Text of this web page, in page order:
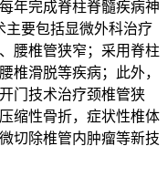
年完成脊柱脊髓疾病神
主要包括显微外科治疗
腰椎管狭窄；采用脊柱
椎滑脱等疾病；此外，
门技术治疗颈椎管狭
缩性骨折，症状性椎体
切除椎管内肿瘤等新技